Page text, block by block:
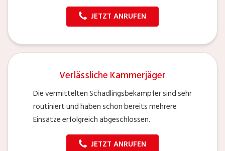
JETZT ANRUFEN
Verlässliche Kammerjäger
Die vermittelten Schädlingsbekämpfer sind sehr
routiniert und haben schon bereits mehrere
Einsätze erfolgreich abgeschlossen.
JETZT ANRUFEN